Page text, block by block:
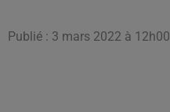
Publié : 3 mars 2022 à 12h00